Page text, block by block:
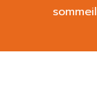
sommeil